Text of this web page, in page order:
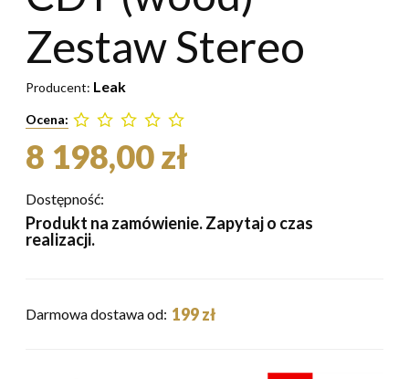
Zestaw Stereo
Producent: Leak
Ocena:
8 198,00 zł
Dostępność:
Produkt na zamówienie. Zapytaj o czas
realizacji.
Darmowa dostawa od: 199 zł